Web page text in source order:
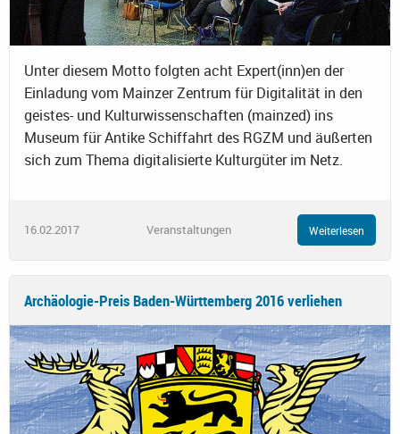
Unter diesem Motto folgten acht Expert(inn)en der
Einladung vom Mainzer Zentrum für Digitalität in den
geistes- und Kulturwissenschaften (mainzed) ins
Museum für Antike Schiffahrt des RGZM und äußerten
sich zum Thema digitalisierte Kulturgüter im Netz.
16.02.2017 Veranstaltungen Weiterlesen
Archäologie-Preis Baden-Württemberg 2016 verliehen